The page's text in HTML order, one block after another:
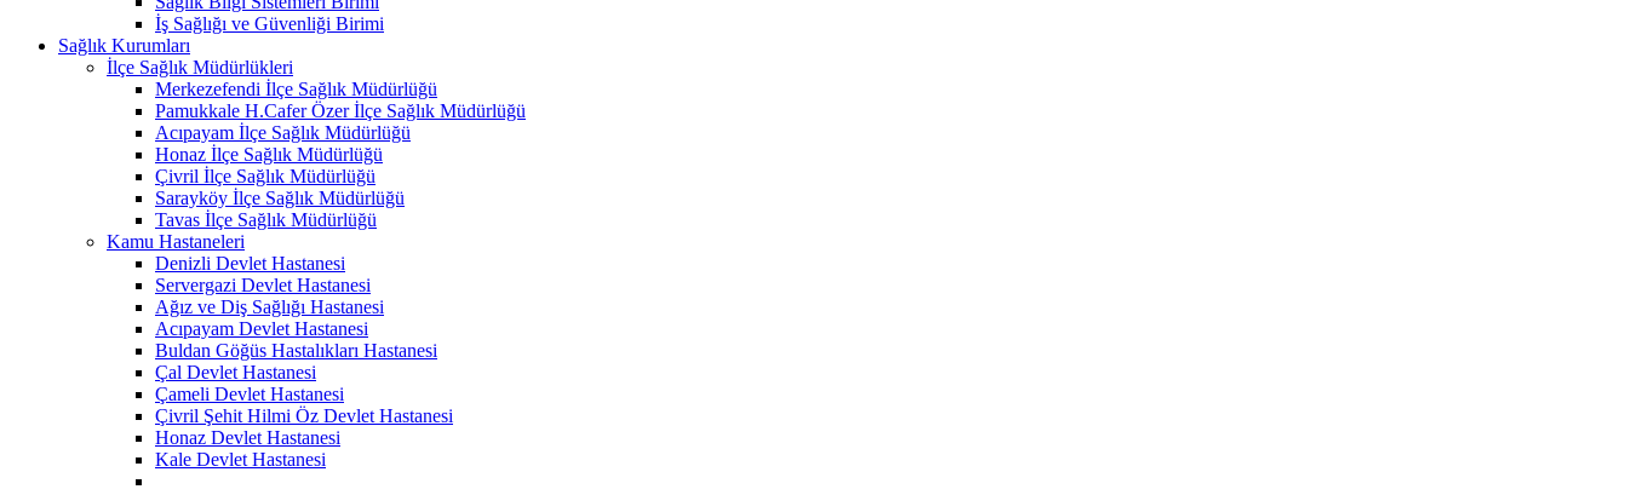
İş Sağlığı ve Güvenliği Birimi
Sağlık Kurumları
İlçe Sağlık Müdürlükleri
Merkezefendi İlçe Sağlık Müdürlüğü
Pamukkale H.Cafer Özer İlçe Sağlık Müdürlüğü
Acıpayam İlçe Sağlık Müdürlüğü
Honaz İlçe Sağlık Müdürlüğü
Çivril İlçe Sağlık Müdürlüğü
Sarayköy İlçe Sağlık Müdürlüğü
Tavas İlçe Sağlık Müdürlüğü
Kamu Hastaneleri
Denizli Devlet Hastanesi
Servergazi Devlet Hastanesi
Ağız ve Diş Sağlığı Hastanesi
Acıpayam Devlet Hastanesi
Buldan Göğüs Hastalıkları Hastanesi
Çal Devlet Hastanesi
Çameli Devlet Hastanesi
Çivril Şehit Hilmi Öz Devlet Hastanesi
Honaz Devlet Hastanesi
Kale Devlet Hastanesi